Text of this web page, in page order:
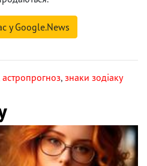
у Google.News
астропрогноз, знаки зодіаку